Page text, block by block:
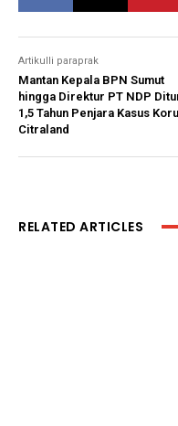
Artikulli paraprak
Mantan Kepala BPN Sumut
hingga Direktur PT NDP
1,5 Tahun Penjara Kasus
Citraland
RELATED ARTICLES